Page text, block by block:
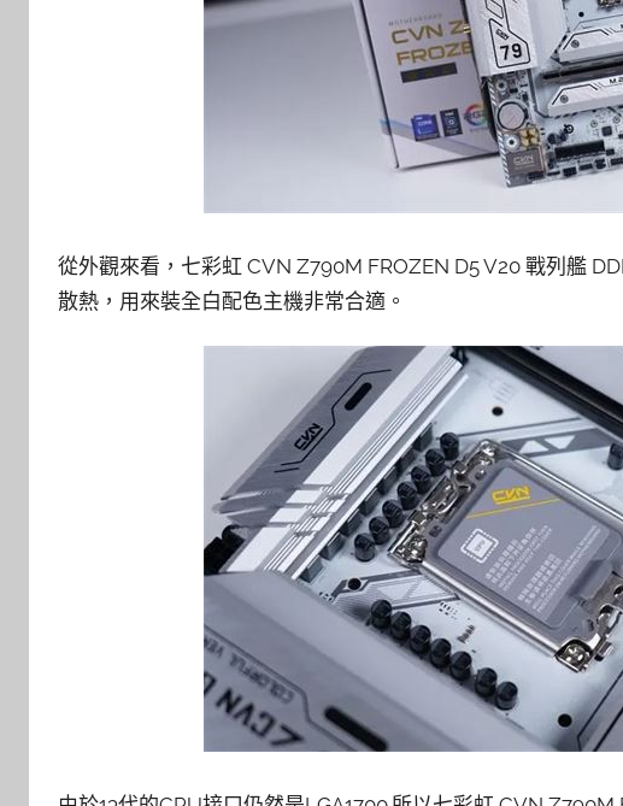
從外觀來看，七彩虹 CVN Z790M FROZEN D5 V20 戰列艦
散熱，用來裝全白配色主機非常合適。